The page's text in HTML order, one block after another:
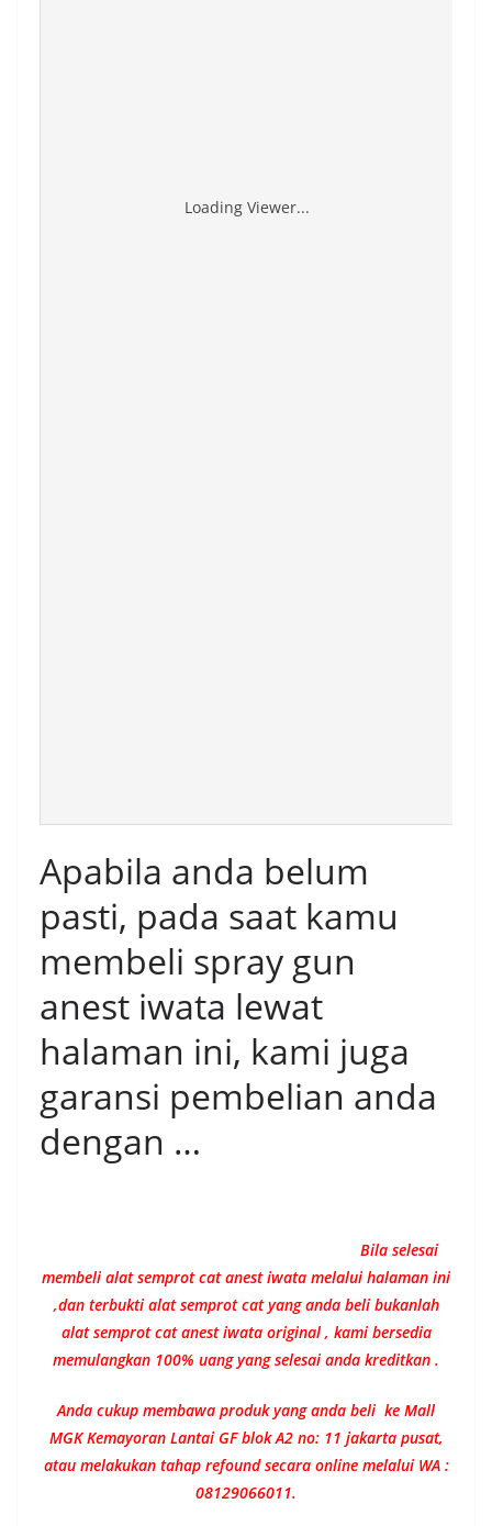
Loading Viewer...
Apabila anda belum
pasti, pada saat kamu
membeli spray gun
anest iwata lewat
halaman ini, kami juga
garansi pembelian anda
dengan …
Bila selesai
membeli alat semprot cat anest iwata melalui halaman ini
,dan terbukti alat semprot cat yang anda beli bukanlah
alat semprot cat anest iwata original , kami bersedia
memulangkan 100% uang yang selesai anda kreditkan .
Anda cukup membawa produk yang anda beli ke Mall
MGK Kemayoran Lantai GF blok A2 no: 11 jakarta pusat,
atau melakukan tahap refound secara online melalui WA :
08129066011.